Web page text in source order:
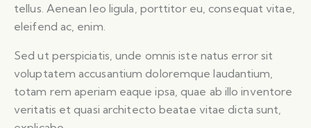
tellus. Aenean leo ligula, porttitor eu, consequat vitae,
eleifend ac, enim.
Sed ut perspiciatis, unde omnis iste natus error sit
voluptatem accusantium doloremque laudantium,
totam rem aperiam eaque ipsa, quae ab illo inventore
veritatis et quasi architecto beatae vitae dicta sunt,